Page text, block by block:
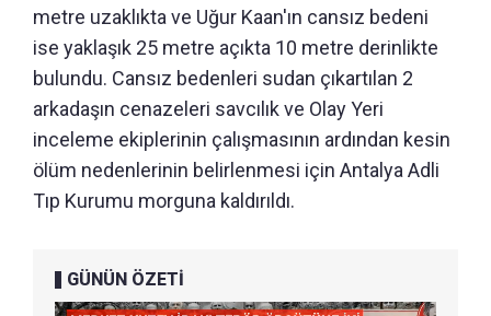
metre uzaklıkta ve Uğur Kaan'ın cansız bedeni
ise yaklaşık 25 metre açıkta 10 metre derinlikte
bulundu. Cansız bedenleri sudan çıkartılan 2
arkadaşın cenazeleri savcılık ve Olay Yeri
inceleme ekiplerinin çalışmasının ardından kesin
ölüm nedenlerinin belirlenmesi için Antalya Adli
Tıp Kurumu morguna kaldırıldı.
GÜNÜN ÖZETİ